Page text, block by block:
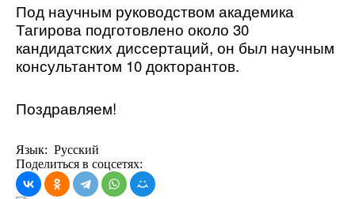
Под научным руководством академика
Тагирова подготовлено около 30
кандидатских диссертаций, он был научным
консультантом 10 докторантов.
Поздравляем!
Язык: Русский
Поделиться в соцсетях: